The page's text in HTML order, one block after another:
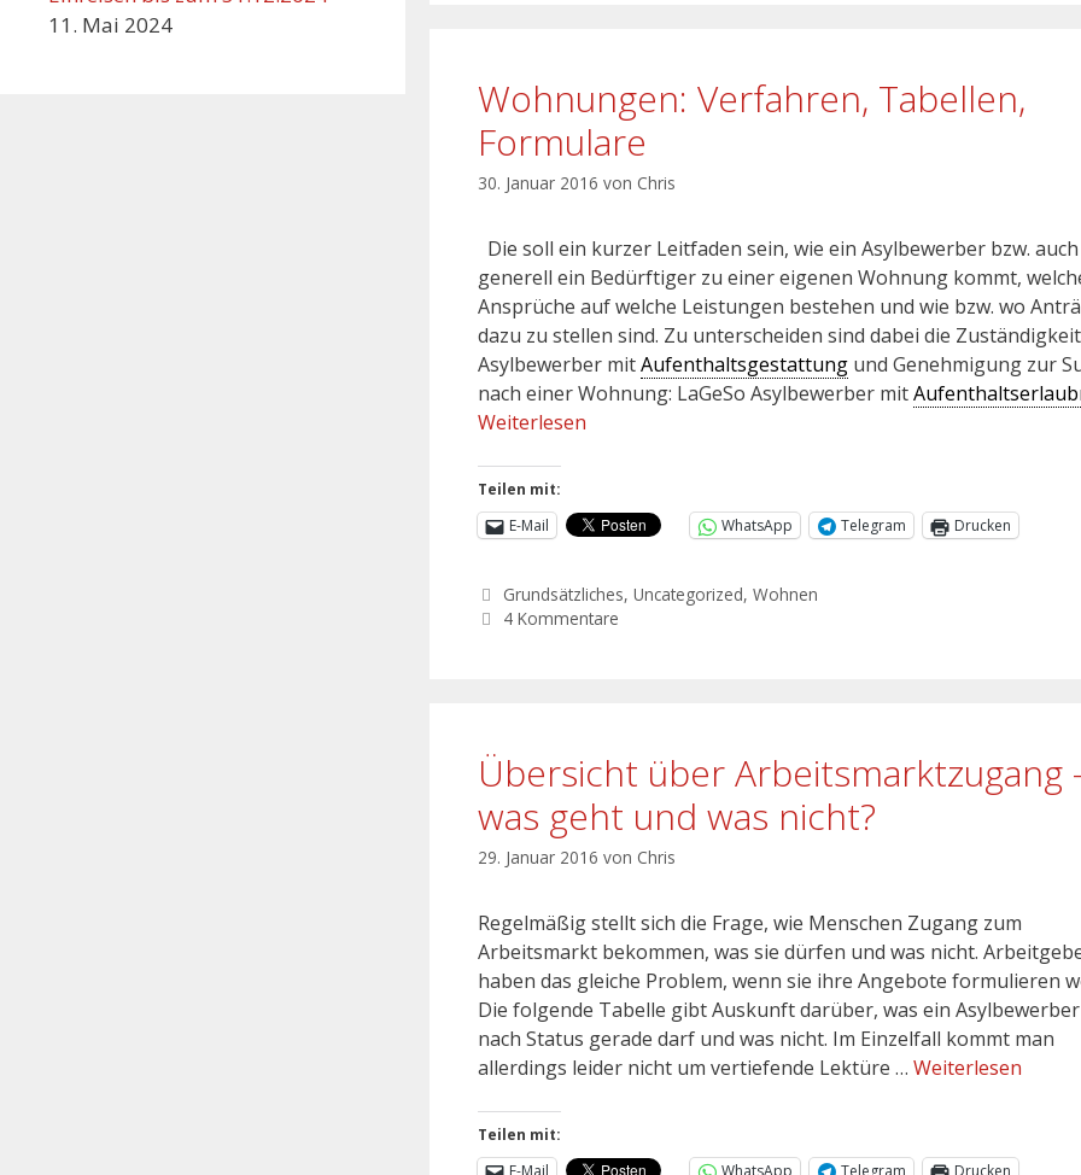
Wohnungen: Verfahren, Tabellen,
Formulare
30. Januar 2016 von Chris
Die soll ein kurzer Leitfaden sein, wie ein Asylbewerber bzw. auch
generell ein Bedürftiger zu einer eigenen Wohnung kommt,
Ansprüche auf welche Leistungen bestehen und wie bzw. wo
dazu zu stellen sind. Zu unterscheiden sind dabei die
Asylbewerber mitAufenthaltsgestattung und Genehmigung zur
nach einer Wohnung: LaGeSo Asylbewerber mit
Weiterlesen
Teilen mit:
E-Mail
WhatsApp Telegram Drucken
Grundsätzliches,Uncategorized,Wohnen
4 Kommentare
Übersicht über Arbeitsmarktzugang
was geht und was nicht?
29. Januar 2016 von Chris
Regelmäßig stellt sich die Frage, wie Menschen Zugang zum
Arbeitsmarkt bekommen, was sie dürfen und was nicht.
haben das gleiche Problem, wenn sie ihre Angebote formulieren
Die folgende Tabelle gibt Auskunft darüber, was ein
nach Status gerade darf und was nicht. Im Einzelfall kommt man
allerdings leider nicht um vertiefende Lektüre … Weiterlesen
Teilen mit:
11. Mai 2024